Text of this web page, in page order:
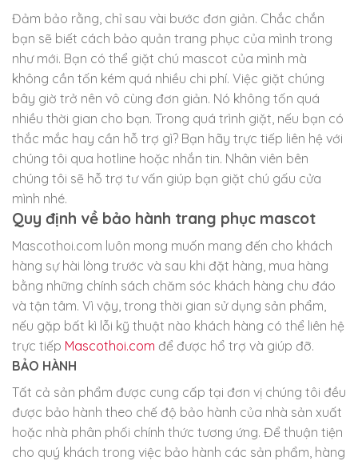
Đảm bảo rằng, chỉ sau vài bước đơn giản. Chắc chắn
bạn sẽ biết cách bảo quản trang phục của mình trong
như mới. Bạn có thể giặt chú mascot của mình mà
không cần tốn kém quá nhiều chi phí. Việc giặt chúng
bây giờ trở nên vô cùng đơn giản. Nó không tốn quá
nhiều thời gian cho bạn. Trong quá trình giặt, nếu bạn có
thắc mắc hay cần hỗ trợ gì? Bạn hãy trực tiếp liên hệ với
chúng tôi qua hotline hoặc nhắn tin. Nhân viên bên
chúng tôi sẽ hỗ trợ tư vấn giúp bạn giặt chú gấu cửa
mình nhé.
Quy định về bảo hành trang phục mascot
Mascothoi.com luôn mong muốn mang đến cho khách
hàng sự hài lòng trước và sau khi đặt hàng, mua hàng
bằng những chính sách chăm sóc khách hàng chu đáo
và tận tâm. Vì vậy, trong thời gian sử dụng sản phẩm,
nếu gặp bất kì lỗi kỹ thuật nào khách hàng có thể liên hệ
trực tiếp Mascothoi.com để được hổ trợ và giúp đỡ.
BẢO HÀNH
Tất cả sản phẩm được cung cấp tại đơn vị chúng tôi đều
được bảo hành theo chế độ bảo hành của nhà sản xuất
hoặc nhà phân phối chính thức tương ứng. Để thuận tiện
cho quý khách trong việc bảo hành các sản phẩm, hàng